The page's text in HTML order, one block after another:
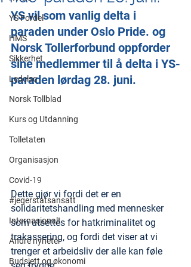
YS Fordel
HMS
Sikkerhet
Ledelse
Norsk Tollblad
Kurs og Utdanning
Tolletaten
Organisasjon
Covid-19
#jegerstatsansatt
Internasjonalt
Andre nyheter
Budsjett og økonomi
YS vil som vanlig delta i
paraden under Oslo Pride. og
Norsk Tollerforbund oppforder
sine medlemmer til å delta i YS-
paraden lørdag 28. juni.
Dette gjør vi fordi det er en
solidaritetshandling med mennesker
som utsettes for hatkriminalitet og
trakassering, og fordi det viser at vi
trenger et arbeidsliv der alle kan føle